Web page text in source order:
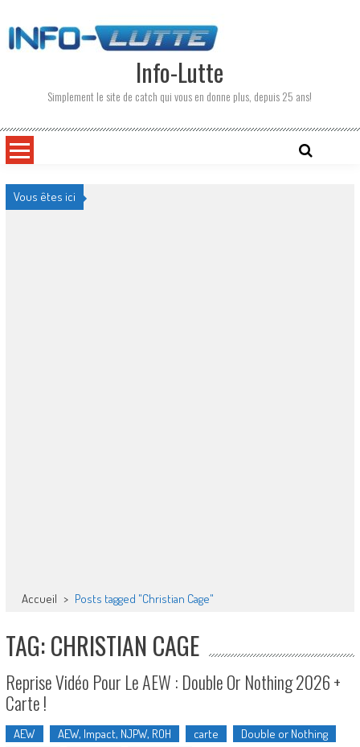
to
content
Info-Lutte
Simplement le site de catch qui vous en donne plus, depuis 25 ans!
Vous êtes ici
Accueil > Posts tagged "Christian Cage"
TAG: CHRISTIAN CAGE
Reprise Vidéo Pour Le AEW : Double Or Nothing 2026 +
Carte !
AEW AEW, Impact, NJPW, ROH carte
Double or Nothing